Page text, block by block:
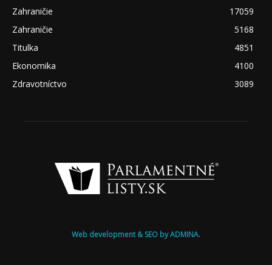
Zahraničie
17059
Zahraničie
5168
Titulka
4851
Ekonomika
4100
Zdravotníctvo
3089
Web development & SEO by ADMINA.